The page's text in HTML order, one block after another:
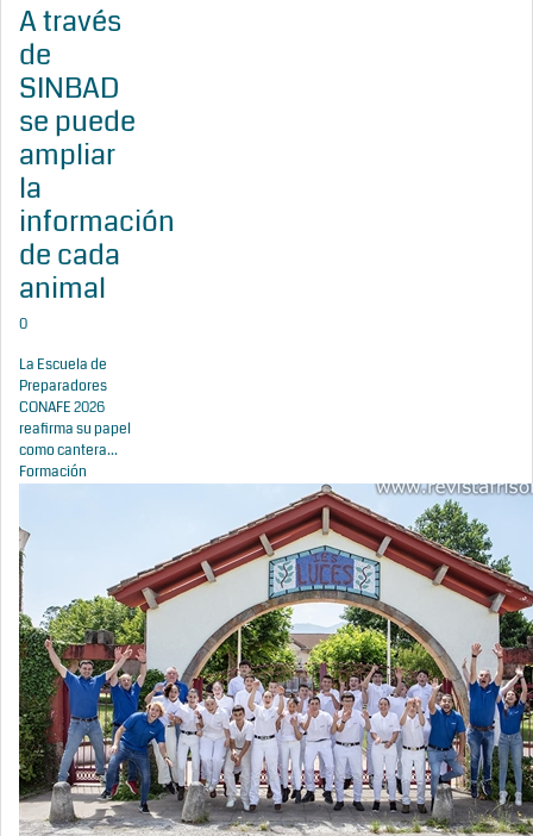
A través
de
SINBAD
se puede
ampliar
la
información
de cada
animal
0
La Escuela de
Preparadores
CONAFE 2026
reafirma su papel
como cantera...
Formación